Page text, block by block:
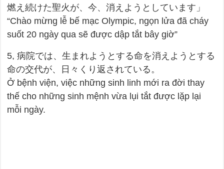
燃え続けた聖火が、今、消えようとしています」
“Chào mừng lễ bế mạc Olympic, ngọn lửa đã cháy
suốt 20 ngày qua sẽ được dập tắt bây giờ”
5, 病院では、生まれようとする命を消えようとする
命の交代が、日々くり返されている。
Ở bệnh viện, việc những sinh linh mới ra đời thay
thế cho những sinh mệnh vừa lụi tắt được lặp lại
mỗi ngày.